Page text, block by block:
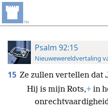
Psalm 92:15
Nieuwewereldvertaling
15 Ze zullen vertellen dat
Hij is mijn Rots,+ in